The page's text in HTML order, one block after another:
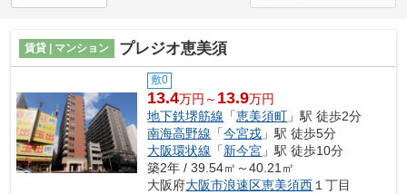
賃貸 | マンション プレジオ恵美須
敷0
13.4万円～ 13.9万円
地下鉄堺筋線 「恵美須町 」駅 徒歩2分
南海高野線 「今宮戎 」駅 徒歩5分
大阪環状線 「新今宮 」駅 徒歩10分
築2年 / 39.54㎡～40.21㎡
大阪府大阪市浪速区恵美須西 １丁目